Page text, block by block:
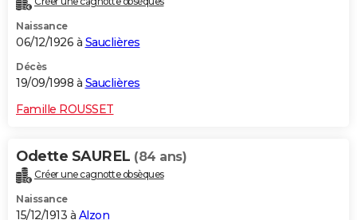
Naissance
06/12/1926 à Sauclières
Décès
19/09/1998 à Sauclières
Famille ROUSSET
Odette SAUREL (84 ans)
Créer une cagnotte obsèques
Naissance
15/12/1913 à Alzon